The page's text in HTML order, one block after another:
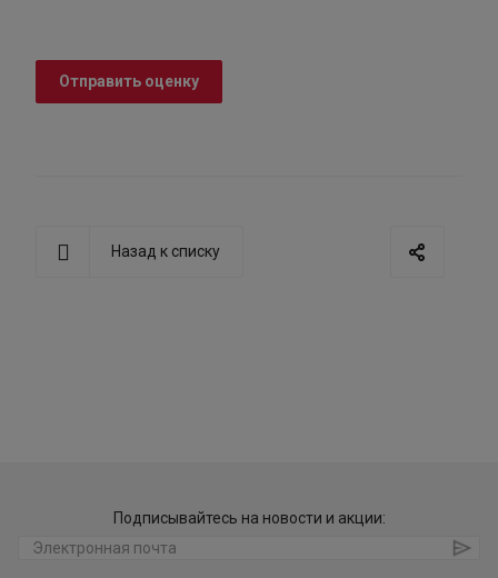
Отправить оценку
Назад к списку
Подписывайтесь на новости и акции: